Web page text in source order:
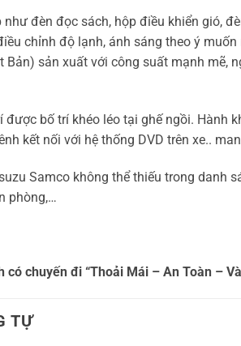
đèn đọc sách, hộp điều khiển gió,
chỉnh độ lạnh, ánh sáng theo ý
Bản) sản xuất với công suất mạnh mẽ,
được bố trí khéo léo tại ghế ngồi. Hành
kết nối với hệ thống DVD trên xe..
Samco không thể thiếu trong danh
phòng,…
có chuyến đi “Thoải Mái – An Toàn –
TỰ